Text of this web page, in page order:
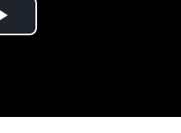
Play Video